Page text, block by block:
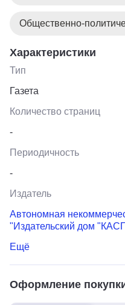
Общественно-
Характеристики
Тип
Газета
Количество страниц
-
Периодичность
-
Издатель
Автономная
"Издательский дом
Ещё
Оформление